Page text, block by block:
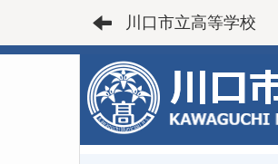
川口市立高等学校